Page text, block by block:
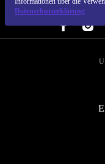
Datenschutzerklärung